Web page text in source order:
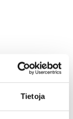
Tietoja